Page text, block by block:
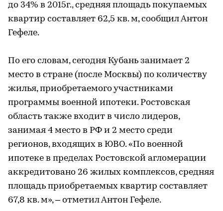
до 34% в 2015г., средняя площадь покупаемых
квартир составляет 62,5 кв. м, сообщил Антон
Гефеле.
По его словам, сегодня Кубань занимает 2
место в стране (после Москвы) по количеству
жилья, приобретаемого участниками
программы военной ипотеки. Ростовская
область также входит в число лидеров,
занимая 4 место в РФ и 2 место среди
регионов, входящих в ЮВО. «По военной
ипотеке в пределах Ростовской агломерации
аккредитовано 26 жилых комплексов, средняя
площадь приобретаемых квартир составляет
67,8 кв. м», – отметил Антон Гефеле.